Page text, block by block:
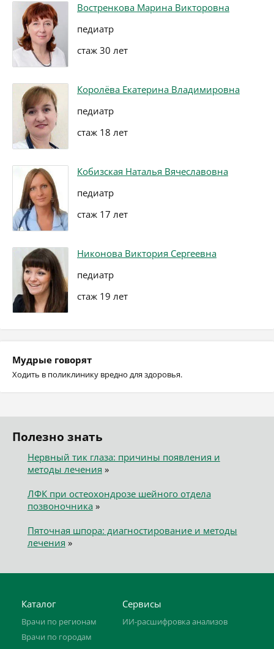
Востренкова Марина Викторовна
педиатр
стаж 30 лет
Королёва Екатерина Владимировна
педиатр
стаж 18 лет
Кобизская Наталья Вячеславовна
педиатр
стаж 17 лет
Никонова Виктория Сергеевна
педиатр
стаж 19 лет
Мудрые говорят
Ходить в поликлинику вредно для здоровья.
Полезно знать
Нервный тик глаза: причины появления и
методы лечения »
ЛФК при остеохондрозе шейного отдела
позвоночника»
Пяточная шпора: диагностирование и методы
лечения »
Каталог
Врачи по регионам
Врачи по городам
Сервисы
ИИ-расшифровка анализов